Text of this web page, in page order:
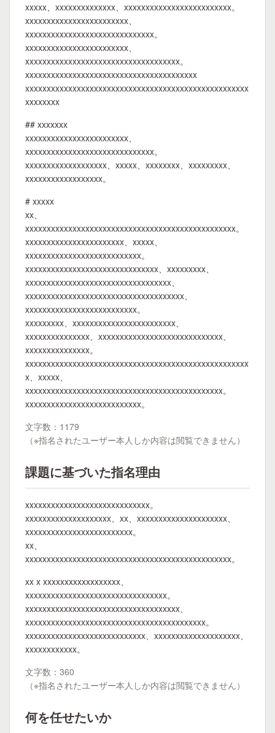
xxxxx、xxxxxxxxxxxxxx、xxxxxxxxxxxxxxxxxxxxxxxxx。
xxxxxxxxxxxxxxxxxxxxxxxx、
xxxxxxxxxxxxxxxxxxxxxxxxxxxxxx。
xxxxxxxxxxxxxxxxxxxxxxxx、
xxxxxxxxxxxxxxxxxxxxxxxxxxxxxxxxxxxx。
xxxxxxxxxxxxxxxxxxxxxxxxxxxxxxxxxxxxxxxx
xxxxxxxxxxxxxxxxxxxxxxxxxxxxxxxxxxxxxxxxxxxxxxxxxxxx
xxxxxxxx
## xxxxxxx
xxxxxxxxxxxxxxxxxxxxxxxx、
xxxxxxxxxxxxxxxxxxxxxxxxxxxxxx。
xxxxxxxxxxxxxxxxxxx、xxxxx、xxxxxxxx、xxxxxxxxx、
xxxxxxxxxxxxxxxxxx。
# xxxxx
xx、
xxxxxxxxxxxxxxxxxxxxxxxxxxxxxxxxxxxxxxxxxxxxxxxxx。
xxxxxxxxxxxxxxxxxxxxxxx、xxxxx、
xxxxxxxxxxxxxxxxxxxxxxxxxxx。
xxxxxxxxxxxxxxxxxxxxxxxxxxxxxxx、xxxxxxxxx、
xxxxxxxxxxxxxxxxxxxxxxxxxxxxxxxxxx、
xxxxxxxxxxxxxxxxxxxxxxxxxxxxxxxxxxxxx、
xxxxxxxxxxxxxxxxxxxxxxxxxx。
xxxxxxxxx、xxxxxxxxxxxxxxxxxxxxxxxx、
xxxxxxxxxxxxxxx、xxxxxxxxxxxxxxxxxxxxxxxxxxxxx、
xxxxxxxxxxxxxxx。
xxxxxxxxxxxxxxxxxxxxxxxxxxxxxxxxxxxxxxxxxxxxxxxxxxxx
x、xxxxx、
xxxxxxxxxxxxxxxxxxxxxxxxxxxxxxxxxxxxxxxxxxxxxx。
xxxxxxxxxxxxxxxxxxxxxxxxxxx。
文字数：1179
（※指名されたユーザー本人しか内容は閲覧できません）
課題に基づいた指名理由
xxxxxxxxxxxxxxxxxxxxxxxxxxxxx。
xxxxxxxxxxxxxxxxxxxx、xx、xxxxxxxxxxxxxxxxxxxxx、
xxxxxxxxxxxxxxxxxxxxxxxxx。
xx、
xxxxxxxxxxxxxxxxxxxxxxxxxxxxxxxxxxxxxxxxxxxxxxxx。
xx x xxxxxxxxxxxxxxxxxx、
xxxxxxxxxxxxxxxxxxxxxxxxxxxxxxxxx。
xxxxxxxxxxxxxxxxxxxxxxxxxxxxxxxxxxxx、
xxxxxxxxxxxxxxxxxxxxxxxxxxxxxxxxxxxxxxxxxx。
xxxxxxxxxxxxxxxxxxxxxxxxxxxx、xxxxxxxxxxxxxxxxxxxx、
xxxxxxxxxxxx。
文字数：360
（※指名されたユーザー本人しか内容は閲覧できません）
何を任せたいか